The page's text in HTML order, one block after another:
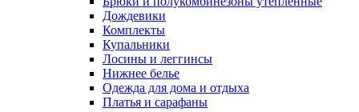
Дождевики
Комплекты
Купальники
Лосины и леггинсы
Нижнее белье
Одежда для дома и отдыха
Платья и сарафаны